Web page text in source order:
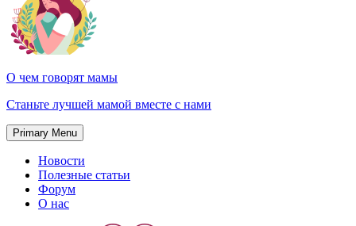
О чем говорят мамы
Станьте лучшей мамой вместе с нами
Primary Menu
Новости
Полезные статьи
Форум
О нас